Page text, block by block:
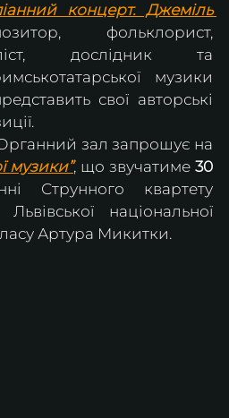
концерт. Джеміль
фольклорист,
дослідник та
музики
свої авторські
музики”, що звучатиме 30
Струнного квартету
Львівської національної
Артура Микитки.